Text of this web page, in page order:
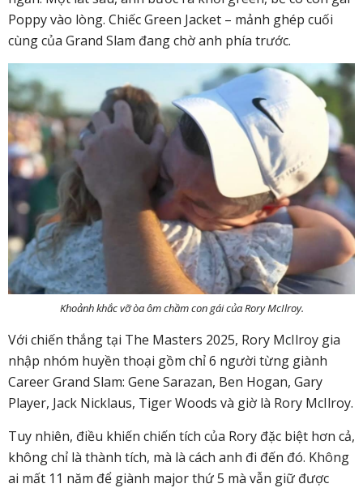
Poppy vào lòng. Chiếc Green Jacket – mảnh ghép cuối
cùng của Grand Slam đang chờ anh phía trước.
Khoảnh khắc vỡ òa ôm chầm con gái của Rory McIlroy.
Với chiến thắng tại The Masters 2025, Rory McIlroy gia
nhập nhóm huyền thoại gồm chỉ 6 người từng giành
Career Grand Slam: Gene Sarazan, Ben Hogan, Gary
Player, Jack Nicklaus, Tiger Woods và giờ là Rory McIlroy.
Tuy nhiên, điều khiến chiến tích của Rory đặc biệt hơn cả,
không chỉ là thành tích, mà là cách anh đi đến đó. Không
ai mất 11 năm để giành major thứ 5 mà vẫn giữ được